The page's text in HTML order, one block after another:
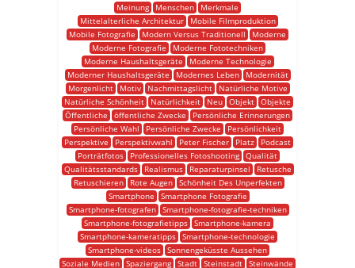
Meinung
Menschen
Merkmale
Mittelalterliche Architektur
Mobile Filmproduktion
Mobile Fotografie
Modern Versus Traditionell
Moderne
Moderne Fotografie
Moderne Fototechniken
Moderne Haushaltsgeräte
Moderne Technologie
Moderner Haushaltsgeräte
Modernes Leben
Modernität
Morgenlicht
Motiv Nachmittagslicht
Natürliche Motive
Natürliche Schönheit
Natürlichkeit Neu Objekt Objekte
Öffentliche
öffentliche Zwecke
Persönliche Erinnerungen
Persönliche Wahl
Persönliche Zwecke
Persönlichkeit
Perspektive
Perspektivwahl Peter Fischer Platz
Podcast
Porträtfotos
Professionelles Fotoshooting Qualität
Qualitätsstandards
Realismus Reparaturpinsel
Retusche
Retuschieren
Rote Augen
Schönheit Des Unperfekten
Smartphone
Smartphone Fotografie
Smartphone-fotografen
Smartphone-fotografie-techniken
Smartphone-fotografietipps Smartphone-kamera
Smartphone-kameratipps Smartphone-technologie
Smartphone-videos Sonnengeküsste Aussehen
Soziale Medien Spaziergang Stadt Steinstadt Steinwände